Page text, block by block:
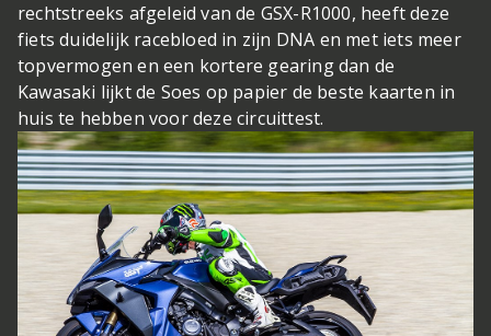
rechtstreeks afgeleid van de GSX-R1000, heeft deze
fiets duidelijk racebloed in zijn DNA en met iets meer
topvermogen en een kortere gearing dan de
Kawasaki lijkt de Soes op papier de beste kaarten in
huis te hebben voor deze circuittest.